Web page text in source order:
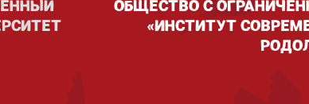
ОБЩЕСТВО С
«ИНСТИТУТ